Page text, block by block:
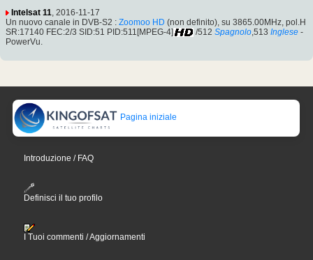
Intelsat 11, 2016-11-17
Un nuovo canale in DVB-S2 : Zoomoo HD (non definito), su 3865.00MHz, pol.H
SR:17140 FEC:2/3 SID:51 PID:511[MPEG-4]
/512 Spagnolo,513 Inglese -
PowerVu.
Pagina iniziale
Introduzione / FAQ
Definisci il tuo profilo
I Tuoi commenti / Aggiornamenti